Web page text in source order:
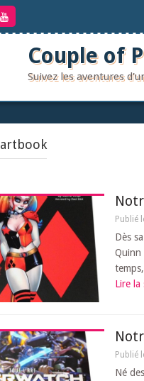
Couple of
Suivez les aventures
artbook
Publié
Dès
Quinn
Lire la
Publié
Né